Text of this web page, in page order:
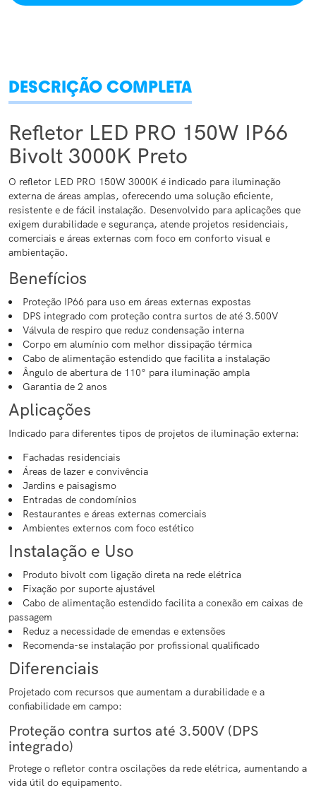
DESCRIÇÃO COMPLETA
Refletor LED PRO 150W IP66
Bivolt 3000K Preto
O refletor LED PRO 150W 3000K é indicado para iluminação
externa de áreas amplas, oferecendo uma solução eficiente,
resistente e de fácil instalação. Desenvolvido para aplicações que
exigem durabilidade e segurança, atende projetos residenciais,
comerciais e áreas externas com foco em conforto visual e
ambientação.
Benefícios
Proteção IP66 para uso em áreas externas expostas
DPS integrado com proteção contra surtos de até 3.500V
Válvula de respiro que reduz condensação interna
Corpo em alumínio com melhor dissipação térmica
Cabo de alimentação estendido que facilita a instalação
Ângulo de abertura de 110° para iluminação ampla
Garantia de 2 anos
Aplicações
Indicado para diferentes tipos de projetos de iluminação externa:
Fachadas residenciais
Áreas de lazer e convivência
Jardins e paisagismo
Entradas de condomínios
Restaurantes e áreas externas comerciais
Ambientes externos com foco estético
Instalação e Uso
Produto bivolt com ligação direta na rede elétrica
Fixação por suporte ajustável
Cabo de alimentação estendido facilita a conexão em caixas de
passagem
Reduz a necessidade de emendas e extensões
Recomenda-se instalação por profissional qualificado
Diferenciais
Projetado com recursos que aumentam a durabilidade e a
confiabilidade em campo:
Proteção contra surtos até 3.500V (DPS
integrado)
Protege o refletor contra oscilações da rede elétrica, aumentando a
vida útil do equipamento.